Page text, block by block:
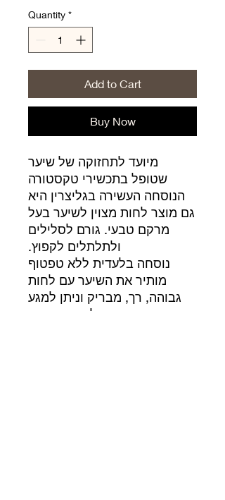
Quantity *
Add to Cart
Buy Now
מיועד לתחזוקה של שיער
שטופל בתכשירי טקסטורה
הנוסחה העשירה בגליצרין היא
גם מוצר לחות מצוין לשיער בעל
מרקם טבעי. גורם לסלילים
ולתלתלים לקפוץ.
נוסחה בלעדית ללא טפטוף
מותיר את השיער עם לחות
גבוהה, רך, מבריק וניתן למגע
עוזר למנוע שבירה